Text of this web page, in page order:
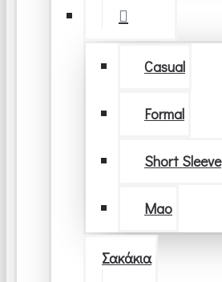
Casual
Formal
Short Sleeve
Μao
Σακάκια